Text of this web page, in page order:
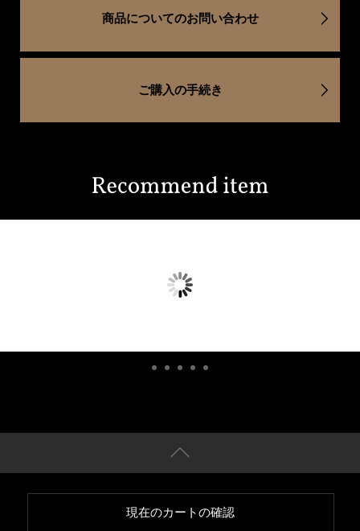
商品についてのお問い合わせ
ご購入の手続き
現在のカートの確認